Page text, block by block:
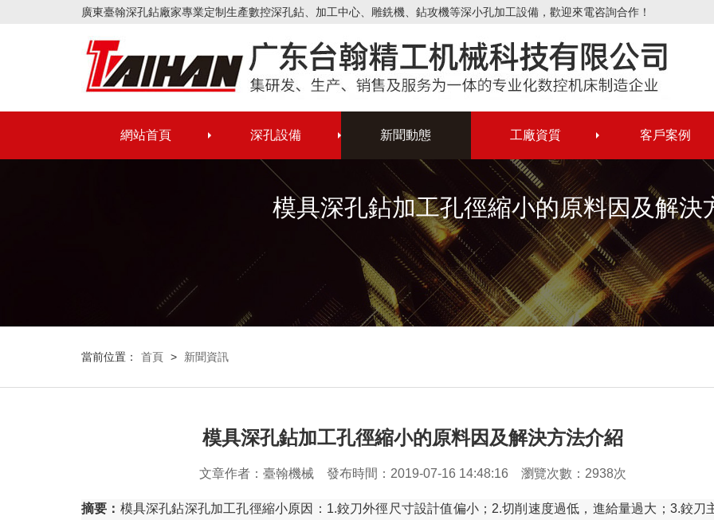
廣東臺翰深孔鉆廠家專業定制生產數控深孔鉆、加工中心、雕銑機、鉆攻機等深小孔加工設備，歡迎來電咨詢合作！
網站首頁 深孔設備 新聞動態 工廠資質 客戶案例
模具深孔鉆加工孔徑縮小的原料因及解決
當前位置： 首頁 > 新聞資訊
模具深孔鉆加工孔徑縮小的原料因及解決方法介紹
文章作者：臺翰機械 發布時間： 2019-07-16 14:48:16 瀏覽次數：2938次
摘要： 模具深孔鉆深孔加工孔徑縮小原因：1.鉸刀外徑尺寸設計值偏小；2.切削速度過低，進給量過大；3.鉸刀